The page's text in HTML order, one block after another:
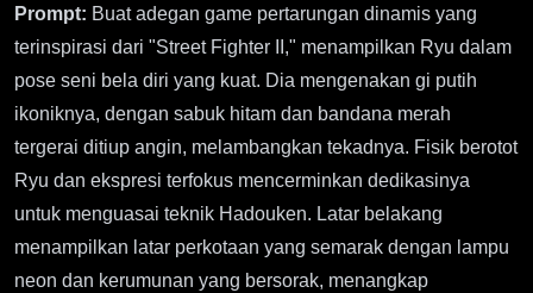
Prompt: Buat adegan game pertarungan dinamis yang
terinspirasi dari "Street Fighter II," menampilkan Ryu dalam
pose seni bela diri yang kuat. Dia mengenakan gi putih
ikoniknya, dengan sabuk hitam dan bandana merah
tergerai ditiup angin, melambangkan tekadnya. Fisik berotot
Ryu dan ekspresi terfokus mencerminkan dedikasinya
untuk menguasai teknik Hadouken. Latar belakang
menampilkan latar perkotaan yang semarak dengan lampu
neon dan kerumunan yang bersorak, menangkap